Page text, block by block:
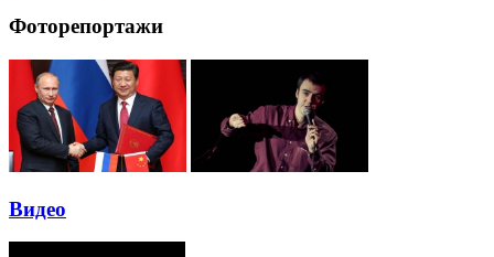
Фоторепортажи
Видео